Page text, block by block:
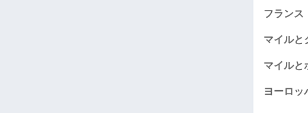
フランス
マイルと
マイルと
ヨーロッ